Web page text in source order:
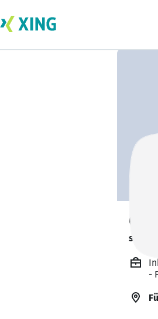
sucht
-